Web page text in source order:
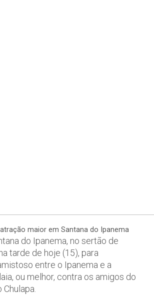
maior em Santana do Ipanema
do Ipanema, no sertão de
tarde de hoje (15), para
entre o Ipanema e a
ou melhor, contra os amigos do